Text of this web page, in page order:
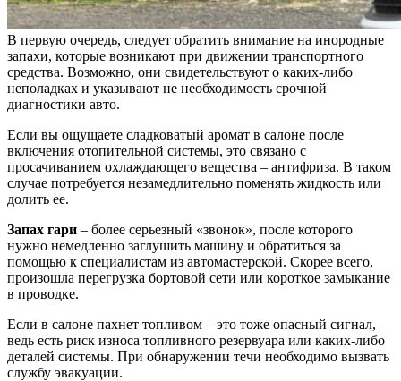
В первую очередь, следует обратить внимание на инородные
запахи, которые возникают при движении транспортного
средства. Возможно, они свидетельствуют о каких-либо
неполадках и указывают не необходимость срочной
диагностики авто.
Если вы ощущаете сладковатый аромат в салоне после
включения отопительной системы, это связано с
просачиванием охлаждающего вещества – антифриза. В таком
случае потребуется незамедлительно поменять жидкость или
долить ее.
Запах гари – более серьезный «звонок», после которого
нужно немедленно заглушить машину и обратиться за
помощью к специалистам из автомастерской. Скорее всего,
произошла перегрузка бортовой сети или короткое замыкание
в проводке.
Если в салоне пахнет топливом – это тоже опасный сигнал,
ведь есть риск износа топливного резервуара или каких-либо
деталей системы. При обнаружении течи необходимо вызвать
службу эвакуации.